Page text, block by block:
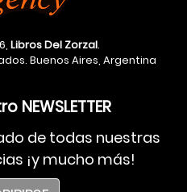
Libros Del Zorzal.
Buenos Aires, Argentina
NEWSLETTER
de todas nuestras
¡y mucho más!